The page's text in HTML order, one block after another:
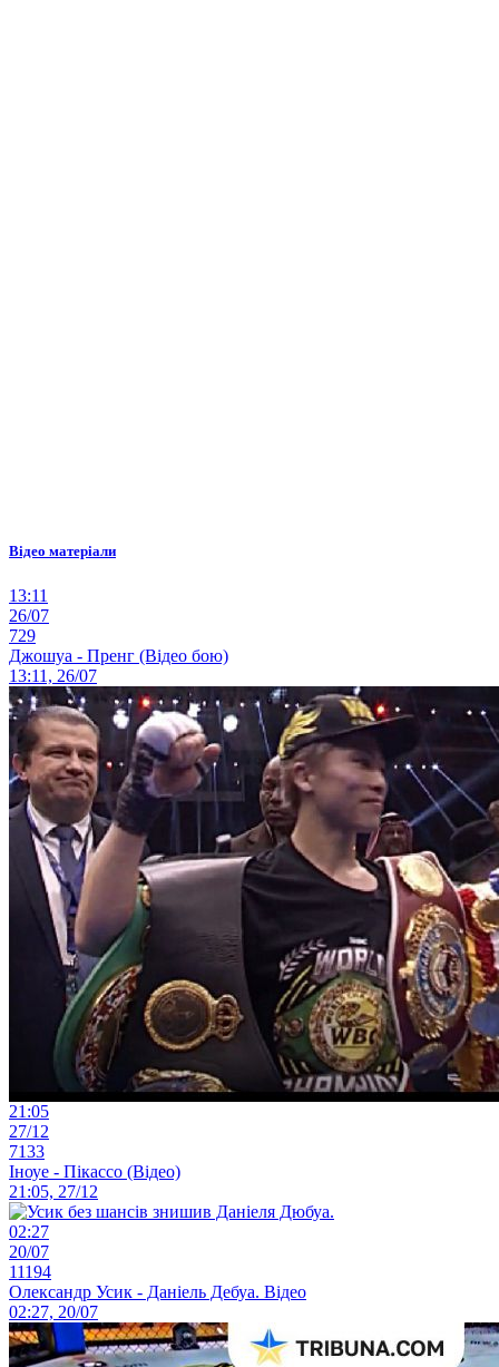
Відео матеріали
13:11
26/07
729
Джошуа - Пренг (Відео бою)
13:11, 26/07
21:05
27/12
7133
Іноуе - Пікассо (Відео)
21:05, 27/12
02:27
20/07
11194
Олександр Усик - Даніель Дебуа. Відео
02:27, 20/07